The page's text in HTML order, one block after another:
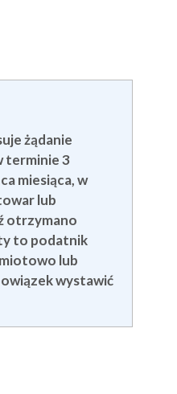
żądanie
terminie 3
miesiąca, w
lub
otrzymano
to podatnik
lub
wystawić